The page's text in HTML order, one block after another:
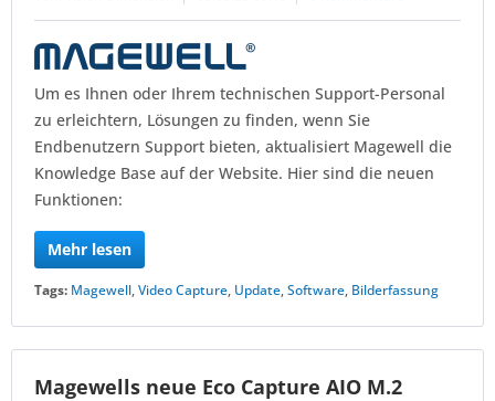
Um es Ihnen oder Ihrem technischen Support-Personal
zu erleichtern, Lösungen zu finden, wenn Sie
Endbenutzern Support bieten, aktualisiert Magewell die
Knowledge Base auf der Website. Hier sind die neuen
Funktionen:
Mehr lesen
Tags: Magewell,Video Capture, Update,Software, Bilderfassung
Magewells neue Eco Capture AIO M.2